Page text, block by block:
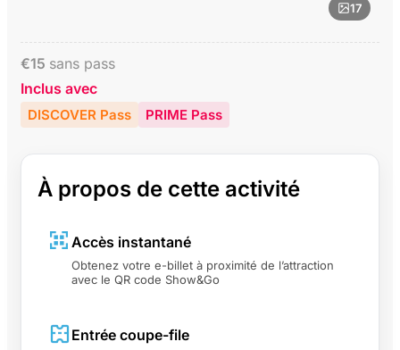
17
€15 sans pass
Inclus avec
DISCOVER Pass PRIME Pass
À propos de cette activité
Accès instantané
Obtenez votre e-billet à proximité de l’attraction
avec le QR code Show&Go
Entrée coupe-file